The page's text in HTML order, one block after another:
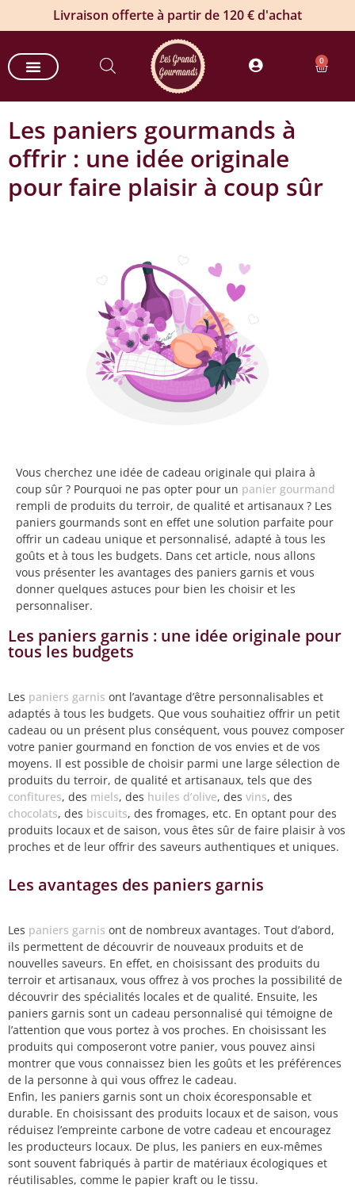
Livraison offerte à partir de 120 € d'achat
0
Les paniers gourmands à
offrir : une idée originale
pour faire plaisir à coup sûr
Vous cherchez une idée de cadeau originale qui plaira à
coup sûr ? Pourquoi ne pas opter pour un panier gourmand
rempli de produits du terroir, de qualité et artisanaux ? Les
paniers gourmands sont en effet une solution parfaite pour
offrir un cadeau unique et personnalisé, adapté à tous les
goûts et à tous les budgets. Dans cet article, nous allons
vous présenter les avantages des paniers garnis et vous
donner quelques astuces pour bien les choisir et les
personnaliser.
Les paniers garnis : une idée originale pour
tous les budgets
Les paniers garnis ont l’avantage d’être personnalisables et
adaptés à tous les budgets. Que vous souhaitiez offrir un petit
cadeau ou un présent plus conséquent, vous pouvez composer
votre panier gourmand en fonction de vos envies et de vos
moyens. Il est possible de choisir parmi une large sélection de
produits du terroir, de qualité et artisanaux, tels que des
confitures, des miels, des huiles d’olive, des vins, des
chocolats, des biscuits, des fromages, etc. En optant pour des
produits locaux et de saison, vous êtes sûr de faire plaisir à vos
proches et de leur offrir des saveurs authentiques et uniques.
Les avantages des paniers garnis
Les paniers garnis ont de nombreux avantages. Tout d’abord,
ils permettent de découvrir de nouveaux produits et de
nouvelles saveurs. En effet, en choisissant des produits du
terroir et artisanaux, vous offrez à vos proches la possibilité de
découvrir des spécialités locales et de qualité. Ensuite, les
paniers garnis sont un cadeau personnalisé qui témoigne de
l’attention que vous portez à vos proches. En choisissant les
produits qui composeront votre panier, vous pouvez ainsi
montrer que vous connaissez bien les goûts et les préférences
de la personne à qui vous offrez le cadeau.
Enfin, les paniers garnis sont un choix écoresponsable et
durable. En choisissant des produits locaux et de saison, vous
réduisez l’empreinte carbone de votre cadeau et encouragez
les producteurs locaux. De plus, les paniers en eux-mêmes
sont souvent fabriqués à partir de matériaux écologiques et
réutilisables, comme le papier kraft ou le tissu.